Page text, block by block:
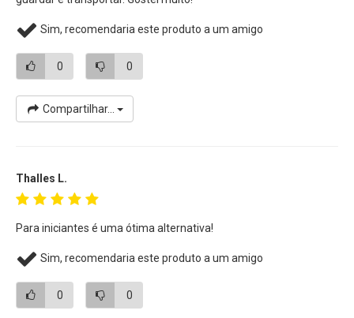
até 90º, permitindo o direcionamento do flash.
Características:
• Ajuste de zoom manual
• Moderador de densidade de iluminação
• Proteção contra superaquecimento e curtos-circuitos
• Pode ser movido em vários ângulos de 90º
Pentax
Sim, recomendaria este produto a um amigo
0 0
Compartilhar...
Thalles L.
Para iniciantes é uma ótima alternativa!
Sim, recomendaria este produto a um amigo
0 0